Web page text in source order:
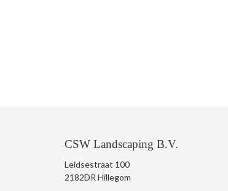
CSW Landscaping B.V.
Leidsestraat 100
2182DR Hillegom